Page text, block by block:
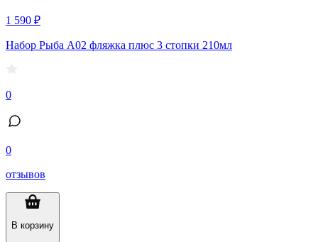
1 590 ₽
Набор Рыба А02 фляжка плюс 3 стопки 210мл
0
0
отзывов
В корзину